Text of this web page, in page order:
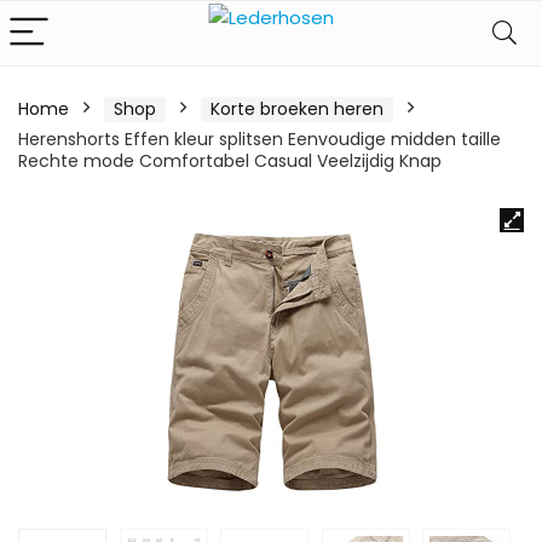
Home Shop
Korte broeken heren
Herenshorts Effen kleur splitsen Eenvoudige midden taille
Rechte mode Comfortabel Casual Veelzijdig Knap